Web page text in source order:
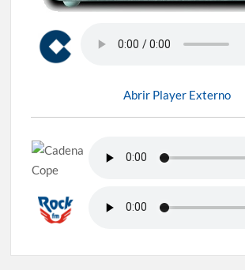
Abrir Player Externo